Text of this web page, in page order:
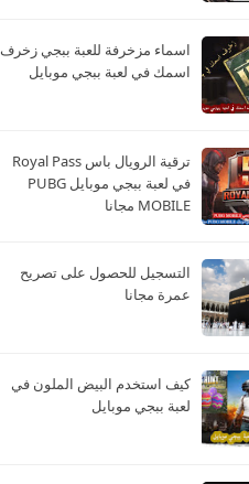
اسماء مزخرفة للعبة ببجي زخرف
اسمك في لعبة ببجي موبايل
ترقية الرويال باس Royal Pass
في لعبة ببجي موبايل PUBG
MOBILE مجانا
التسجيل للحصول على تصريح
عمرة مجانا
كيف استخدم البيض الملون في
لعبة ببجي موبايل